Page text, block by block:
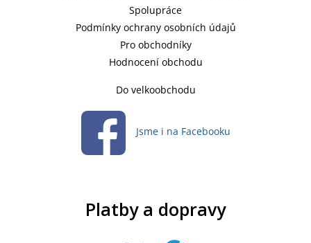
Spolupráce
Podmínky ochrany osobních údajů
Pro obchodníky
Hodnocení obchodu
Do velkoobchodu
Jsme i na Facebooku
Platby a dopravy